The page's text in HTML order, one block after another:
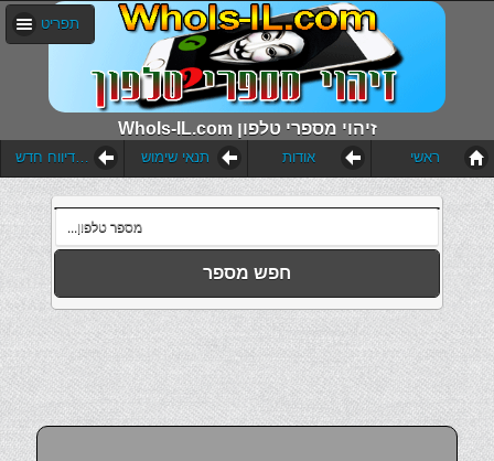
WhoIs-IL.com זיהוי מספרי טלפון
תפריט
הוסף דיווח חדש תנאי שימוש אודות ראשי
חפש מספר